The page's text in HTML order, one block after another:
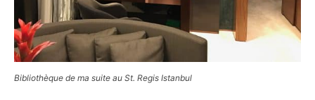
Bibliothèque de ma suite au St. Regis Istanbul